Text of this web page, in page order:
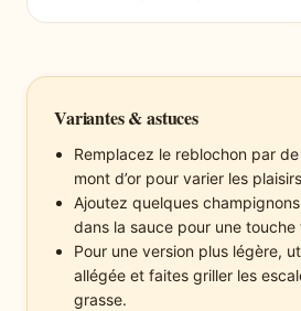
Variantes & astuces
Remplacez le reblochon par
mont d’or pour varier les
Ajoutez quelques
dans la sauce pour une touche
Pour une version plus légère,
allégée et faites griller les
grasse.